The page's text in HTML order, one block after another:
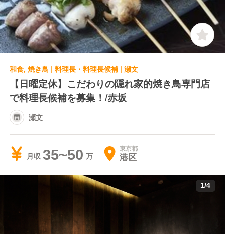
和食, 焼き鳥 | 料理長・料理長候補 | 瀬文
【日曜定休】こだわりの隠れ家的焼き鳥専門店
で料理長候補を募集！/赤坂
瀬文
月収 35~50 東京都
港区
1/4